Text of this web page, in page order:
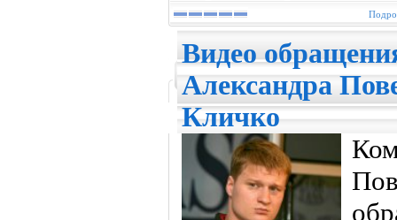
Видео
Александра
Кличко